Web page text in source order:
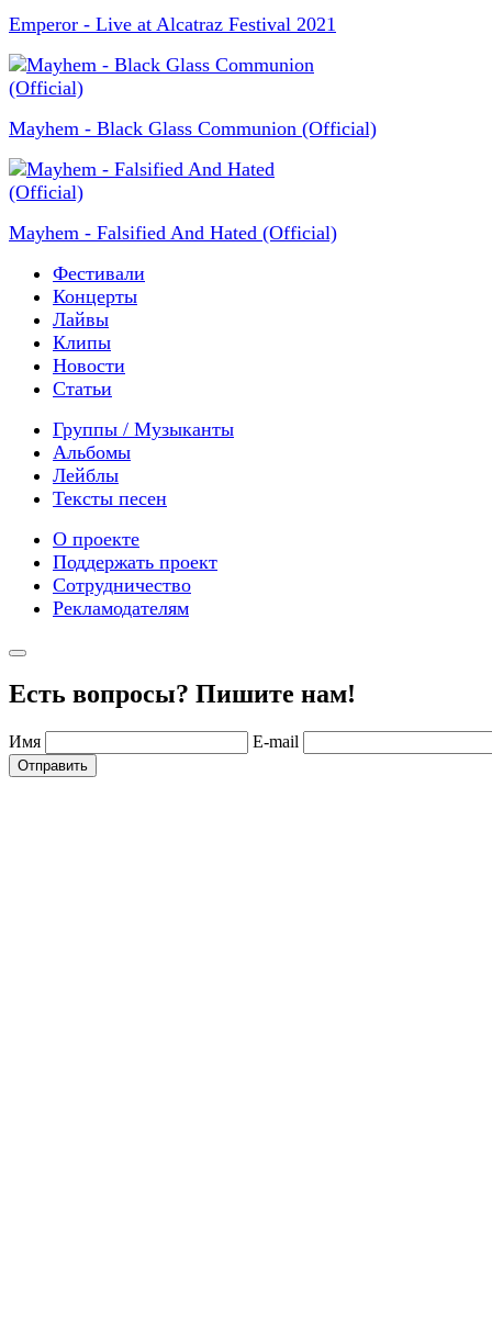
Emperor - Live at Alcatraz Festival 2021
Mayhem - Black Glass Communion (Official)
Mayhem - Falsified And Hated (Official)
Фестивали
Концерты
Лайвы
Клипы
Новости
Статьи
Группы / Музыканты
Альбомы
Лейблы
Тексты песен
О проекте
Поддержать проект
Сотрудничество
Рекламодателям
Есть вопросы? Пишите нам!
Имя E-mail